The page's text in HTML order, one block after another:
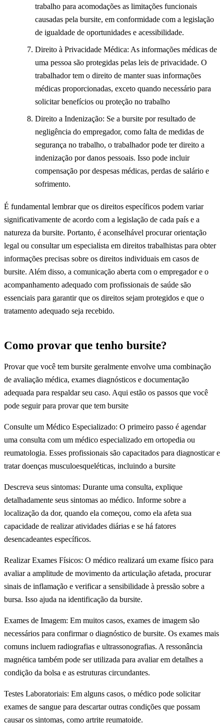
trabalho para acomodações as limitações funcionais
causadas pela bursite, em conformidade com a legislação
de igualdade de oportunidades e acessibilidade.
Direito à Privacidade Médica: As informações médicas de
uma pessoa são protegidas pelas leis de privacidade. O
trabalhador tem o direito de manter suas informações
médicas proporcionadas, exceto quando necessário para
solicitar benefícios ou proteção no trabalho
Direito a Indenização: Se a bursite por resultado de
negligência do empregador, como falta de medidas de
segurança no trabalho, o trabalhador pode ter direito a
indenização por danos pessoais. Isso pode incluir
compensação por despesas médicas, perdas de salário e
sofrimento.
É fundamental lembrar que os direitos específicos podem variar
significativamente de acordo com a legislação de cada país e a
natureza da bursite. Portanto, é aconselhável procurar orientação
legal ou consultar um especialista em direitos trabalhistas para obter
informações precisas sobre os direitos individuais em casos de
bursite. Além disso, a comunicação aberta com o empregador e o
acompanhamento adequado com profissionais de saúde são
essenciais para garantir que os direitos sejam protegidos e que o
tratamento adequado seja recebido.
Como provar que tenho bursite?
Provar que você tem bursite geralmente envolve uma combinação
de avaliação médica, exames diagnósticos e documentação
adequada para respaldar seu caso. Aqui estão os passos que você
pode seguir para provar que tem bursite
Consulte um Médico Especializado: O primeiro passo é agendar
uma consulta com um médico especializado em ortopedia ou
reumatologia. Esses profissionais são capacitados para diagnosticar e
tratar doenças musculoesqueléticas, incluindo a bursite
Descreva seus sintomas: Durante uma consulta, explique
detalhadamente seus sintomas ao médico. Informe sobre a
localização da dor, quando ela começou, como ela afeta sua
capacidade de realizar atividades diárias e se há fatores
desencadeantes específicos.
Realizar Exames Físicos: O médico realizará um exame físico para
avaliar a amplitude de movimento da articulação afetada, procurar
sinais de inflamação e verificar a sensibilidade à pressão sobre a
bursa. Isso ajuda na identificação da bursite.
Exames de Imagem: Em muitos casos, exames de imagem são
necessários para confirmar o diagnóstico de bursite. Os exames mais
comuns incluem radiografias e ultrassonografias. A ressonância
magnética também pode ser utilizada para avaliar em detalhes a
condição da bolsa e as estruturas circundantes.
Testes Laboratoriais: Em alguns casos, o médico pode solicitar
exames de sangue para descartar outras condições que possam
causar os sintomas, como artrite reumatoide.